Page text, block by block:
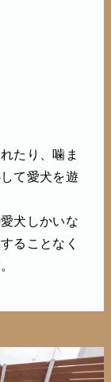
たり、噛ま
て愛犬を遊
犬しかいな
ることなく